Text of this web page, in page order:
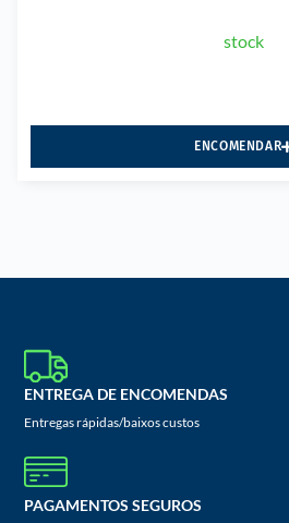
stock
ENCOMENDAR
ENTREGA DE ENCOMENDAS
Entregas rápidas/baixos custos
PAGAMENTOS SEGUROS